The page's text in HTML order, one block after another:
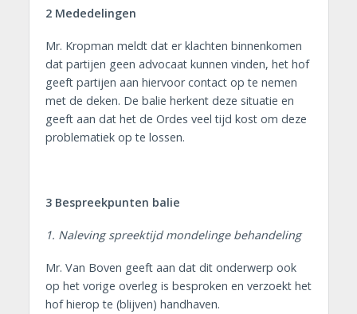
2 Mededelingen
Mr. Kropman meldt dat er klachten binnenkomen
dat partijen geen advocaat kunnen vinden, het hof
geeft partijen aan hiervoor contact op te nemen
met de deken. De balie herkent deze situatie en
geeft aan dat het de Ordes veel tijd kost om deze
problematiek op te lossen.
3 Bespreekpunten balie
1. Naleving spreektijd mondelinge behandeling
Mr. Van Boven geeft aan dat dit onderwerp ook
op het vorige overleg is besproken en verzoekt het
hof hierop te (blijven) handhaven.